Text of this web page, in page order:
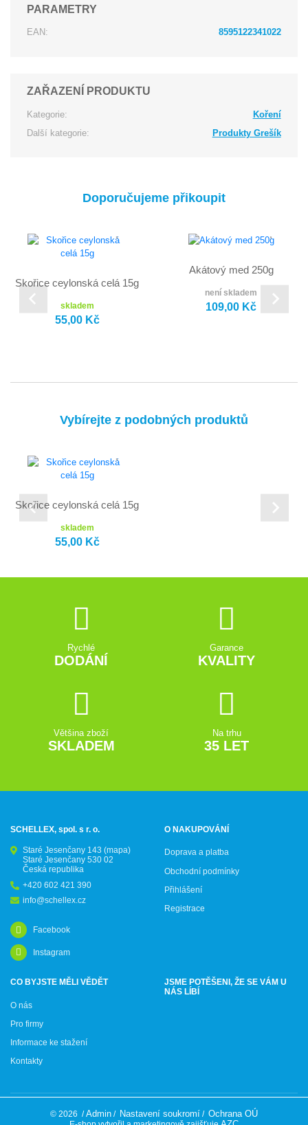
PARAMETRY
EAN: 8595122341022
ZAŘAZENÍ PRODUKTU
Kategorie:
Koření
Další kategorie:
Produkty Grešík
Doporučujeme přikoupit
Skořice ceylonská celá 15g
skladem
55,00 Kč
Akátový med 250g
není skladem
109,00 Kč
Vybírejte z podobných produktů
Skořice ceylonská celá 15g
skladem
55,00 Kč
Rychlé
DODÁNÍ
Garance
KVALITY
Většina zboží
SKLADEM
Na trhu
35 LET
SCHELLEX, spol. s r. o.
Staré Jesenčany 143 (mapa)
Staré Jesenčany 530 02
Česká republika
+420 602 421 390
info@schellex.cz
Facebook
Instagram
O NAKUPOVÁNÍ
Doprava a platba
Obchodní podmínky
Přihlášení
Registrace
CO BYJSTE MĚLI VĚDĚT
O nás
Pro firmy
Informace ke stažení
Kontakty
JSME POTĚŠENI, ŽE SE VÁM U
NÁS LÍBÍ
© 2026 /Admin / Nastavení soukromí / Ochrana OÚ